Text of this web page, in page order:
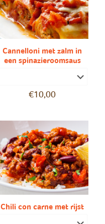
Cannelloni met zalm in
een spinazieroomsaus
€10,00
Chili con carne met rijst